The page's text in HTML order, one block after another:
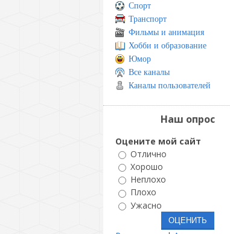
Спорт
Транспорт
Фильмы и анимация
Хобби и образование
Юмор
Все каналы
Каналы пользователей
Наш опрос
Оцените мой сайт
Отлично
Хорошо
Неплохо
Плохо
Ужасно